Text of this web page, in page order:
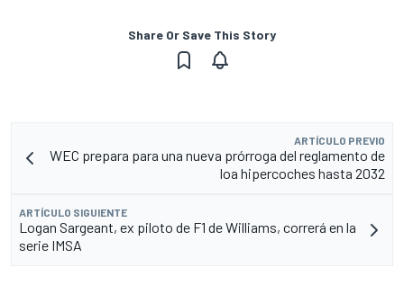
Share Or Save This Story
ARTÍCULO PREVIO
WEC prepara para una nueva prórroga del reglamento de
loa hipercoches hasta 2032
ARTÍCULO SIGUIENTE
Logan Sargeant, ex piloto de F1 de Williams, correrá en la
serie IMSA